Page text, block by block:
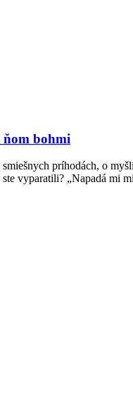
bohmi
príhodách, o
vyparatili? „Napadá mi